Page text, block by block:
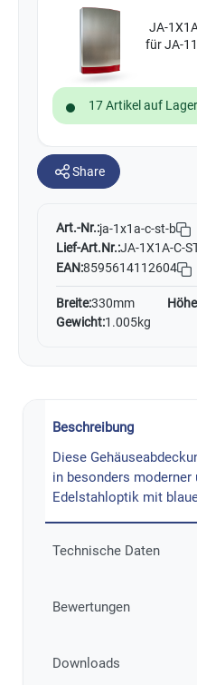
JA-
für JA-
17 Artikel auf Lager
Share
Art.-Nr.:ja-1x1a-c-st-b
Lief-Art.Nr.:JA-1X1A-C-
EAN:8595614112604
Breite:330mm
Gewicht:1.005kg
Beschreibung
Diese
in besonders moderner
Edelstahloptik mit
Technische Daten
Bewertungen
Downloads